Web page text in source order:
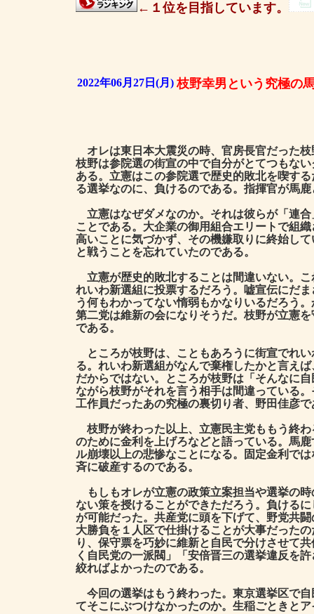
←１位を目指しています。
2022年06月27日(月) 枝野幸男という究極の
オレは東日本大震災の時、官房長官だった
枝野は参院選の街宣の中で自分がとてつもな
ある。立憲はこの参院選で歴史的敗北を喫す
る選挙なのに、負けるのである。指揮官が馬
立憲はなぜダメなのか。それは彼らが「連
ことである。大企業の御用組合エリートで組
高いことに気づかず、その機嫌取りに終始し
と戦うことを忘れていたのである。
立憲が歴史的敗北することは間違いない。
れいわ新選組に投票するだろう。嘘宣伝にだ
う何もわかってない惰弱もかなりいるだろう
第二党は維新の会になりそうだ。枝野が立憲
である。
ところが枝野は、こともあろうに街宣でれ
る。れいわ新選組がなんで棄権したかと言え
だからではない。ところが枝野は「そんなに
ながら枝野がそれを言う相手は間違っている
工作員だったあの究極の裏切り者、野田佳彦で
枝野が終わった以上、立憲民主党ももう終
のために金利を上げろなどと語っている。馬
ル崩壊以上の悲惨なことになる。固定金利で
斉に破産するのである。
もしもオレが立憲の政策立案担当や選挙の
ない策を授けることができただろう。負ける
が可能だった。共産党に頭を下げて、野党共
大勝負を１人区で仕掛けることが大事だった
り、保守票を巧妙に維新と自民で分けさせて
く自民党の一派閥」「安倍晋三の選挙違反を
絞ればよかったのである。
今回の選挙はもう終わった。東京選挙区で
てそこにぶつけなかったのか。生稲ごときと